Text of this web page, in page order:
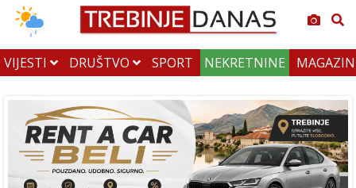
VIJESTI DRUŠTVO SPORT NEKRETNINE